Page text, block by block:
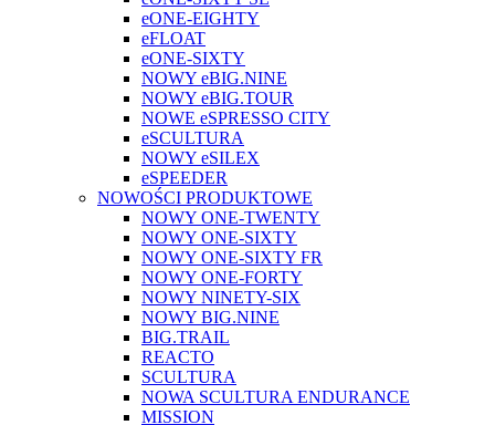
eONE-EIGHTY
eFLOAT
eONE-SIXTY
NOWY eBIG.NINE
NOWY eBIG.TOUR
NOWE eSPRESSO CITY
eSCULTURA
NOWY eSILEX
eSPEEDER
NOWOŚCI PRODUKTOWE
NOWY ONE-TWENTY
NOWY ONE-SIXTY
NOWY ONE-SIXTY FR
NOWY ONE-FORTY
NOWY NINETY-SIX
NOWY BIG.NINE
BIG.TRAIL
REACTO
SCULTURA
NOWA SCULTURA ENDURANCE
MISSION